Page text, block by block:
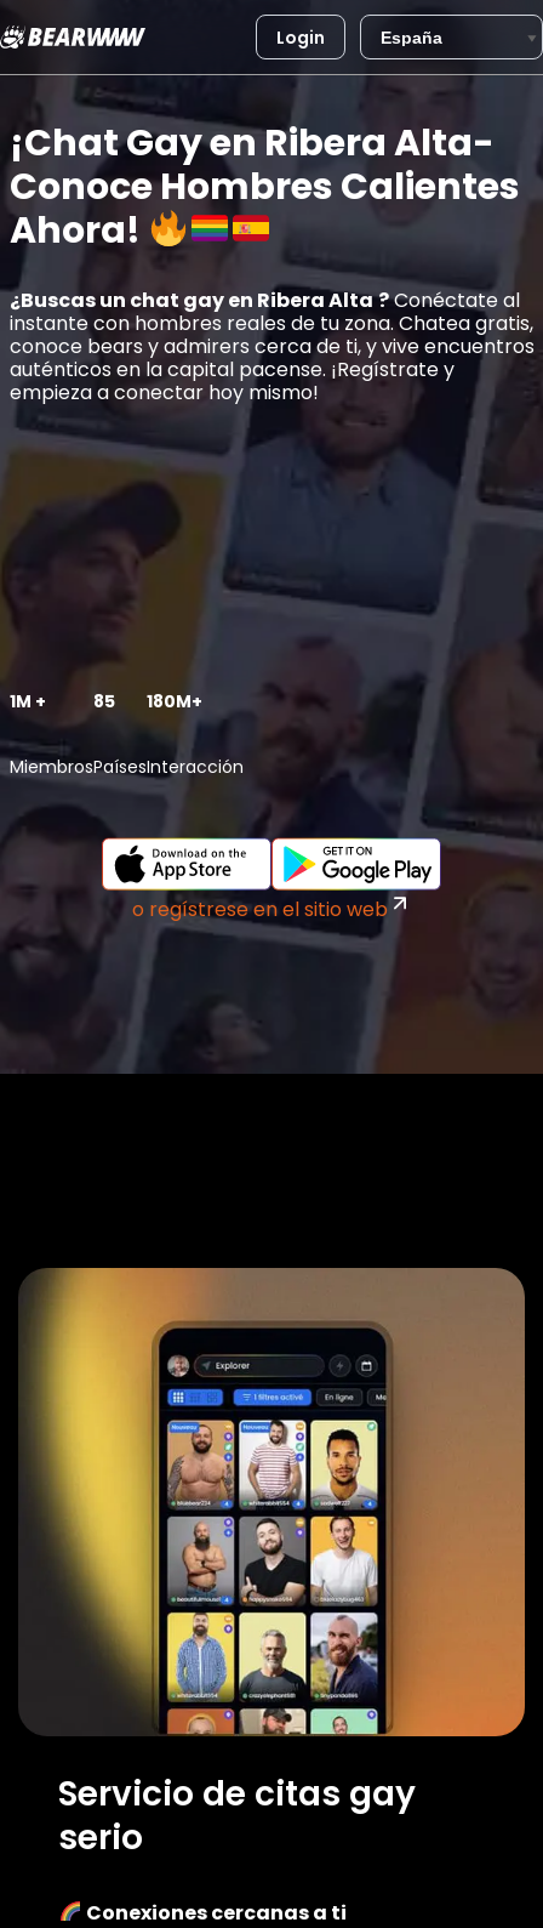
Saltar
contenido
Login
¡Chat Gay en Ribera Alta-
Conoce Hombres Calientes
Ahora!
¿Buscas un chat gay en Ribera Alta?Conéctate al
instante con hombres reales de tu zona. Chatea gratis,
conoce bears y admirers cerca de ti, y vive encuentros
auténticos en la capital pacense. ¡Regístrate y
empieza a conectar hoy mismo!
1M +
Miembros
85
Países
180M+
Interacción
o regístrese en el sitio web
Servicio de citas gay
serio
Conexiones cercanas a ti